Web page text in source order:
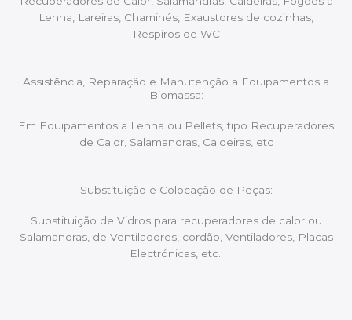
Lenha, Lareiras, Chaminés, Exaustores de cozinhas,
Respiros de WC
Assistência, Reparação e Manutenção a Equipamentos a
Biomassa:
Em Equipamentos a Lenha ou Pellets, tipo Recuperadores
de Calor, Salamandras, Caldeiras, etc
Substituição e Colocação de Peças:
Substituição de Vidros para recuperadores de calor ou
Salamandras, de Ventiladores, cordão, Ventiladores, Placas
Electrónicas, etc..